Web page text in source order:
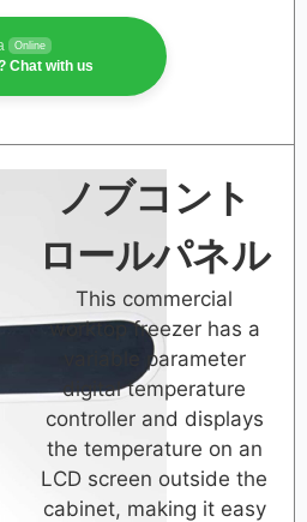
Online
Chat with us
ノブコント
ロールパネル
This commercial
worktop freezer has a
variable parameter
digital temperature
controller and displays
the temperature on an
LCD screen outside the
cabinet, making it easy